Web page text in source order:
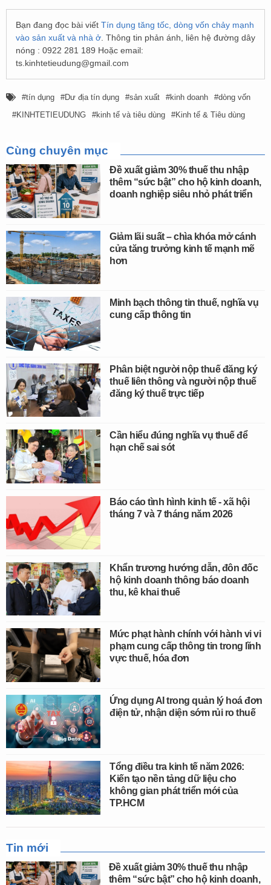
Bạn đang đọc bài viết Tín dụng tăng tốc, dòng vốn chảy mạnh
vào sản xuất và nhà ở . Thông tin phản ánh, liên hệ đường dây
nóng : 0922 281 189 Hoặc email:
ts.kinhtetieudung@gmail.com
tín dụng Dư địa tín dụng sản xuất kinh doanh
dòng vốn
KINHTETIEUDUNG
kinh tế và tiêu dùng Kinh tế & Tiêu dùng
Cùng chuyên mục
Đề xuất giảm 30% thuế thu nhập
thêm “sức bật” cho hộ kinh doanh,
doanh nghiệp siêu nhỏ phát triển
Giảm lãi suất – chìa khóa mở cánh
cửa tăng trưởng kinh tế mạnh mẽ
hơn
Minh bạch thông tin thuế, nghĩa vụ
cung cấp thông tin
Phân biệt người nộp thuế đăng ký
thuế liên thông và người nộp thuế
đăng ký thuế trực tiếp
Cần hiểu đúng nghĩa vụ thuế để
hạn chế sai sót
Báo cáo tình hình kinh tế - xã hội
tháng 7 và 7 tháng năm 2026
Khẩn trương hướng dẫn, đôn đốc
hộ kinh doanh thông báo doanh
thu, kê khai thuế
Mức phạt hành chính với hành vi vi
phạm cung cấp thông tin trong lĩnh
vực thuế, hóa đơn
Ứng dụng AI trong quản lý hoá đơn
điện tử, nhận diện sớm rủi ro thuế
Tổng điều tra kinh tế năm 2026:
Kiến tạo nền tảng dữ liệu cho
không gian phát triển mới của
TP.HCM
Tin mới
Đề xuất giảm 30% thuế thu nhập
thêm “sức bật” cho hộ kinh doanh,